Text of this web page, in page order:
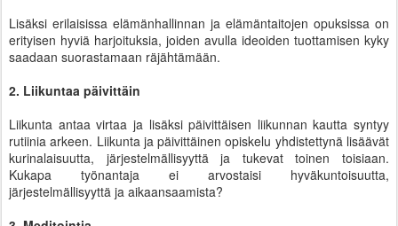
Lisäksi erilaisissa elämänhallinnan ja elämäntaitojen opuksissa on
erityisen hyviä harjoituksia, joiden avulla ideoiden tuottamisen kyky
saadaan suorastamaan räjähtämään.
2. Liikuntaa päivittäin
Liikunta antaa virtaa ja lisäksi päivittäisen liikunnan kautta syntyy
rutiinia arkeen. Liikunta ja päivittäinen opiskelu yhdistettynä lisäävät
kurinalaisuutta, järjestelmällisyyttä ja tukevat toinen toisiaan.
Kukapa työnantaja ei arvostaisi hyväkuntoisuutta,
järjestelmällisyyttä ja aikaansaamista?